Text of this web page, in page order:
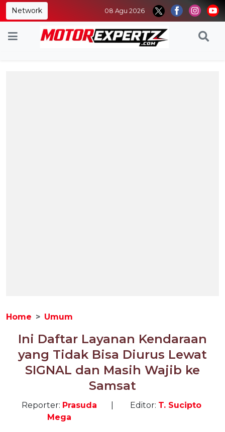
Network 08 Agu 2026
Home Umum
Ini Daftar Layanan Kendaraan
yang Tidak Bisa Diurus Lewat
SIGNAL dan Masih Wajib ke
Samsat
Reporter: Prasuda
Mega
Editor: T. Sucipto